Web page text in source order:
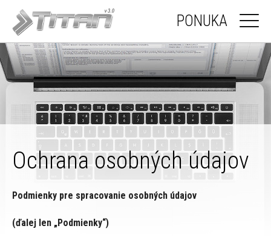
PONUKA
Ochrana osobných údajov
Podmienky pre spracovanie osobných údajov
(ďalej len „Podmienky“)